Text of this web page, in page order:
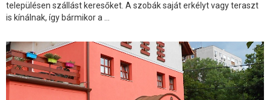
településen szállást keresőket. A szobák saját erkélyt vagy teraszt
is kínálnak, így bármikor a ...